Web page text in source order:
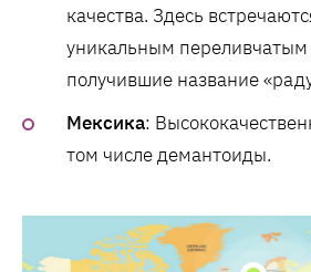
качества. Здесь
уникальным
получившие название
Мексика:
том числе демантоиды.